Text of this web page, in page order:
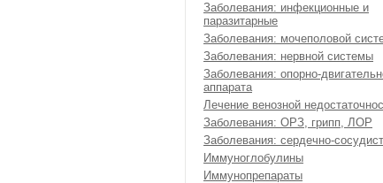
Заболевания: инфекционные и
паразитарные
Заболевания: мочеполовой
Заболевания: нервной системы
Заболевания: опорно-
аппарата
Лечение венозной
Заболевания: ОРЗ, грипп, ЛОР
Заболевания: сердечно-
Иммуноглобулины
Иммунопрепараты